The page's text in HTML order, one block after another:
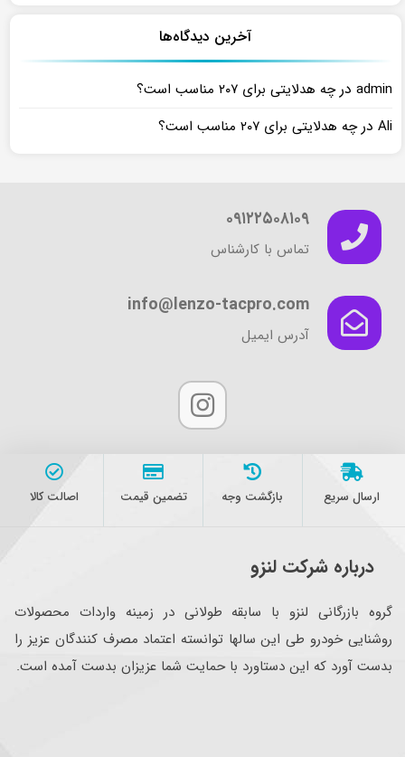
آخرین دیدگاه‌ها
admin درچه هدلایتی برای ۲۰۷ مناسب است؟
Ali درچه هدلایتی برای ۲۰۷ مناسب است؟
۰۹۱۲۲۵۰۸۱۰۹
تماس با کارشناس
info@lenzo-tacpro.com
آدرس ایمیل
ارسال سریع بازگشت وجه تضمین قیمت اصالت کالا
درباره شرکت لنزو
گروه بازرگانی لنزو با سابقه طولانی در زمینه واردات محصولات
روشنایی خودرو طی این سالها توانسته اعتماد مصرف کنندگان عزیز را
بدست آورد که این دستاورد با حمایت شما عزیزان بدست آمده است.